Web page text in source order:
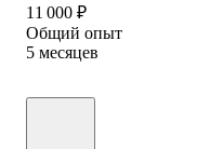
11 000 ₽
Общий опыт
5 месяцев